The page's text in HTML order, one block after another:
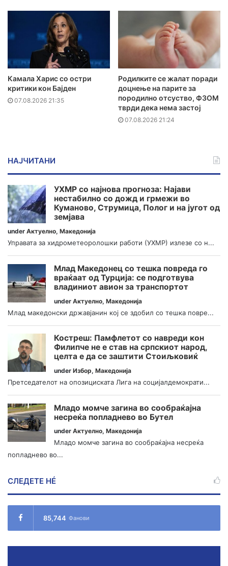
Камала Харис со остри
критики кон Бајден
07.08.2026 21:35
Родилките се жалат поради
доцнење на парите за
породилно отсуство, ФЗОМ
тврди дека нема застој
07.08.2026 21:24
НАЈЧИТАНИ
УХМР со најнова прогноза: Најави
нестабилно со дожд и грмежи во
Куманово, Струмица, Полог и на југот од
земјава
under Актуелно, Македонија
Управата за хидрометеоролошки работи (УХМР) излезе со н...
Млад Македонец со тешка повреда го
враќаат од Турција: се подготвува
владиниот авион за транспортот
under Актуелно, Македонија
Млад македонски државјанин кој се здобил со тешка повре...
Костреш: Памфлетот со навреди кон
Филипче не е став на српскиот народ,
целта е да се заштити Стоиљковиќ
under Избор, Македонија
Претседателот на опозициската Лига на социјалдемократи...
Младо момче загина во сообраќајна
несреќа попладнево во Бутел
under Актуелно, Македонија
Младо момче загина во сообраќајна несреќа
попладнево во...
СЛЕДЕТЕ НÉ
85,744 Фанови